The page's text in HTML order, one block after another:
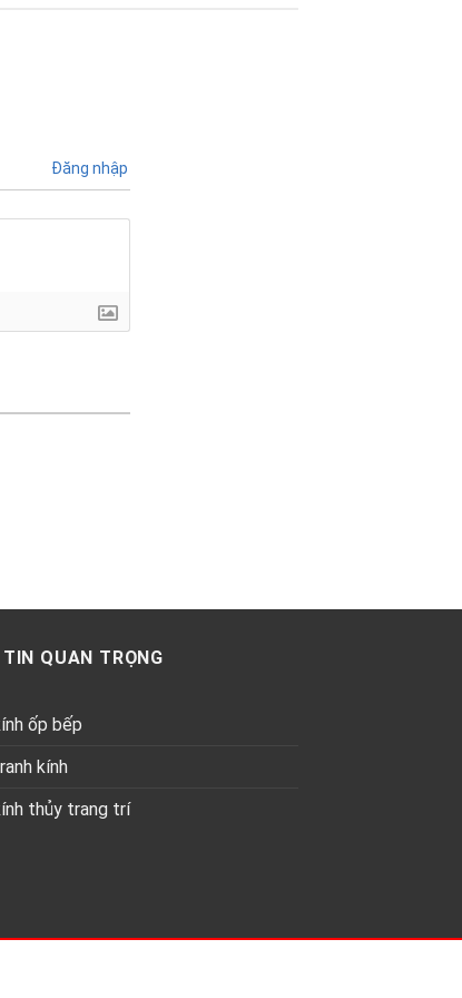
Đăng nhập
QUAN TRỌNG
ốp bếp
kính
thủy trang trí